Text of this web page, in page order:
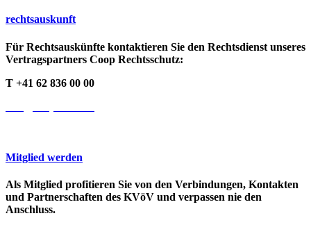
rechts­auskunft
Für Rechtsauskünfte kontaktieren Sie den Rechtsdienst unseres
Vertragspartners Coop Rechtsschutz:
T +41 62 836 00 00
Mitglied werden
Als Mitglied profitieren Sie von den Verbindungen, Kontakten
und Partnerschaften des KVöV und verpassen nie den
Anschluss.